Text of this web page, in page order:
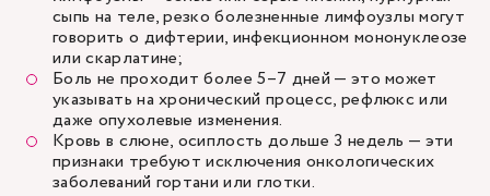
сыпь на теле, резко болезненные лимфоузлы могут
говорить о дифтерии, инфекционном мононуклеозе
или скарлатине;
Боль не проходит более 5–7 дней — это может
указывать на хронический процесс, рефлюкс или
даже опухолевые изменения.
Кровь в слюне, осиплость дольше 3 недель — эти
признаки требуют исключения онкологических
заболеваний гортани или глотки.